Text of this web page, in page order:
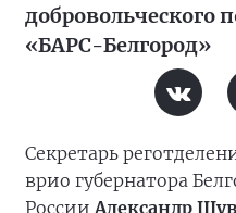
добровольческого
«БАРС-Белгород»
Секретарь
врио губернатора
РоссииАлександр